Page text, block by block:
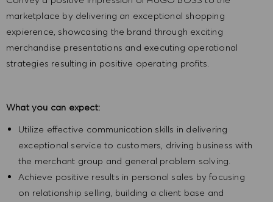
marketplace by delivering an exceptional shopping
expierence, showcasing the brand through exciting
merchandise presentations and executing operational
strategies resulting in positive operating profits.
What you can expect:
Utilize effective communication skills in delivering
exceptional service to customers, driving business with
the merchant group and general problem solving.
Achieve positive results in personal sales by focusing
on relationship selling, building a client base and